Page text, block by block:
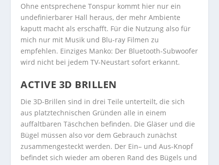
Ohne entsprechene Tonspur kommt hier nur ein
undefinierbarer Hall heraus, der mehr Ambiente
kaputt macht als erschafft. Für die Nutzung also für
mich nur mit Musik und Blu-ray Filmen zu
empfehlen. Einziges Manko: Der Bluetooth-Subwoofer
wird nicht bei jedem TV-Neustart sofort erkannt.
ACTIVE 3D BRILLEN
Die 3D-Brillen sind in drei Teile unterteilt, die sich
aus platztechnischen Gründen alle in einem
auffaltbaren Täschchen befinden. Die Gläser und die
Bügel müssen also vor dem Gebrauch zunächst
zusammengesteckt werden. Der Ein– und Aus-Knopf
befindet sich wieder am oberen Rand des Bügels und